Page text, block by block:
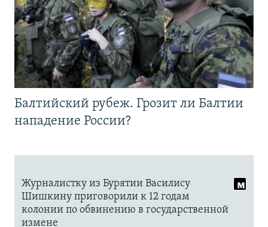
Балтийский рубеж. Грозит ли Балтии
нападение России?